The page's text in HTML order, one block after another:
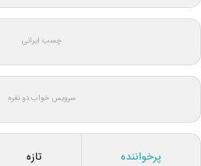
چسب ایرانی
سرویس خواب دو نفره
پرخواننده تازه